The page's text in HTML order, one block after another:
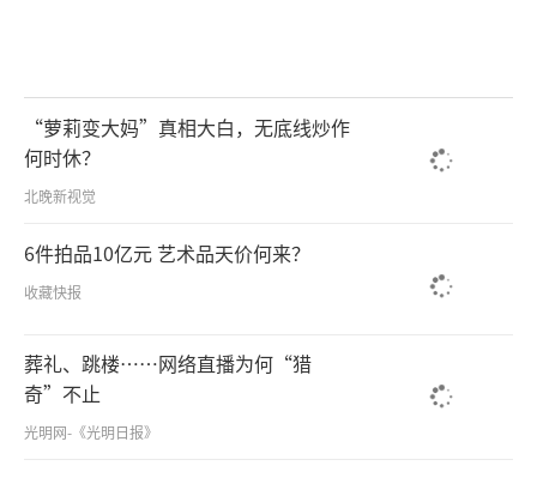
“萝莉变大妈”真相大白，无底线炒作
何时休？
北晚新视觉
6件拍品10亿元 艺术品天价何来？
收藏快报
葬礼、跳楼……网络直播为何“猎
奇”不止
光明网-《光明日报》